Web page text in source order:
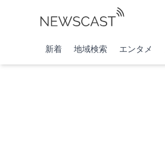
新着 地域検索 エンタメ